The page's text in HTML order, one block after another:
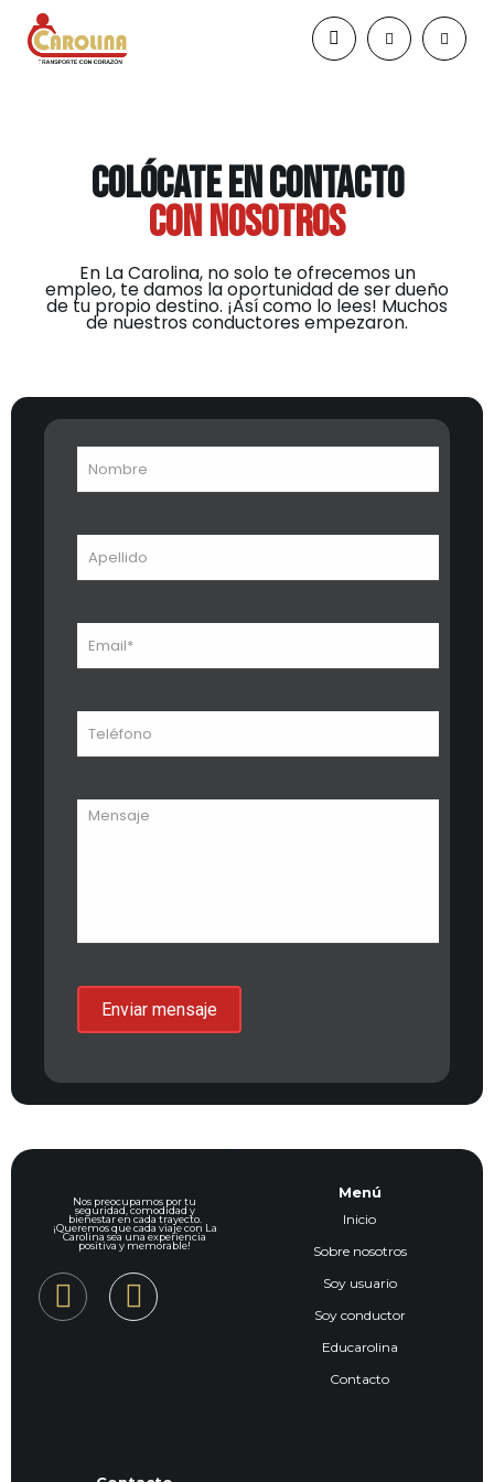
COLÓCATE EN CONTACTO
CON NOSOTROS
En La Carolina, no solo te ofrecemos un
empleo, te damos la oportunidad de ser dueño
de tu propio destino. ¡Así como lo lees! Muchos
de nuestros conductores empezaron.
Nos preocupamos por tu
seguridad, comodidad y
bienestar en cada trayecto.
¡Queremos que cada viaje con La
Carolina sea una experiencia
positiva y memorable!
Menú
Inicio
Sobre nosotros
Soy usuario
Soy conductor
Educarolina
Contacto